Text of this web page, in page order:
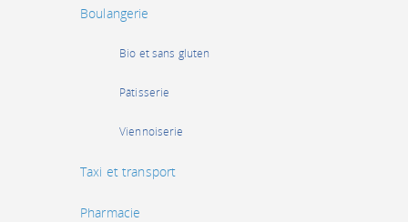
Boulangerie
Bio et sans gluten
Pâtisserie
Viennoiserie
Taxi et transport
Pharmacie